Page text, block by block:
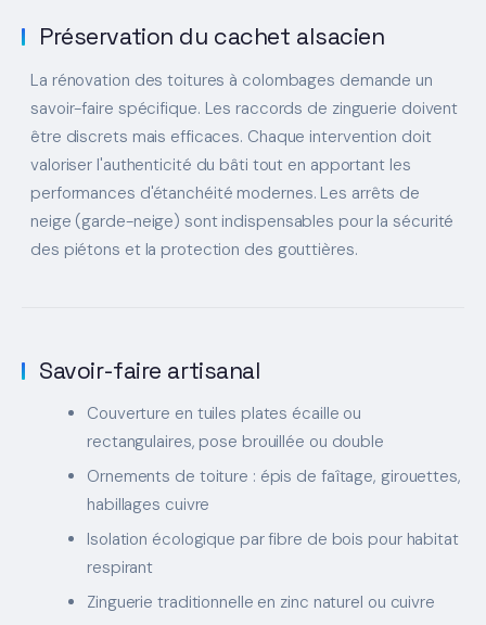
Préservation du cachet alsacien
La rénovation des toitures à colombages demande un
savoir-faire spécifique. Les raccords de zinguerie doivent
être discrets mais efficaces. Chaque intervention doit
valoriser l'authenticité du bâti tout en apportant les
performances d'étanchéité modernes. Les arrêts de
neige (garde-neige) sont indispensables pour la sécurité
des piétons et la protection des gouttières.
Savoir-faire artisanal
Couverture en tuiles plates écaille ou
rectangulaires, pose brouillée ou double
Ornements de toiture : épis de faîtage, girouettes,
habillages cuivre
Isolation écologique par fibre de bois pour habitat
respirant
Zinguerie traditionnelle en zinc naturel ou cuivre